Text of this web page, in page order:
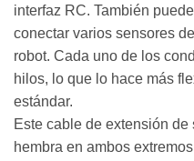
interfaz RC. También
conectar varios sensores
robot. Cada uno de los
hilos, lo que lo hace más
estándar.
Este cable de extensión
hembra en ambos